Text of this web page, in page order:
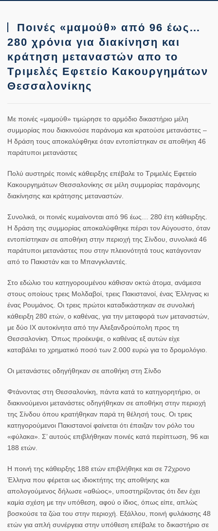
Ποινές «μαμούθ» από 96 έως…
280 χρόνια για διακίνηση και
κράτηση μεταναστών απο το
Τριμελές Εφετείο Κακουργημάτων
Θεσσαλονίκης
Με ποινές «μαμούθ» τιμώρησε το αρμόδιο δικαστήριο μέλη
συμμορίας που διακινούσε παράνομα και κρατούσε μετανάστες –
Η δράση τους αποκαλύφθηκε όταν εντοπίστηκαν σε αποθήκη 46
παράτυποι μετανάστες
Πολύ αυστηρές ποινές κάθειρξης επέβαλε το Τριμελές Εφετείο
Κακουργημάτων Θεσσαλονίκης σε μέλη συμμορίας παράνομης
διακίνησης και κράτησης μεταναστών.
Συνολικά, οι ποινές κυμαίνονται από 96 έως… 280 έτη κάθειρξης.
Η δράση της συμμορίας αποκαλύφθηκε πέρσι τον Αύγουστο, όταν
εντοπίστηκαν σε αποθήκη στην περιοχή της Σίνδου, συνολικά 46
παράτυποι μετανάστες που στην πλειονότητά τους κατάγονταν
από το Πακιστάν και το Μπανγκλαντές.
Στο εδώλιο του κατηγορουμένου κάθισαν οκτώ άτομα, ανάμεσα
στους οποίους τρεις Μολδαβοί, τρεις Πακιστανοί, ένας Έλληνας κι
ένας Ρουμάνος. Οι τρεις πρώτοι καταδικάστηκαν σε συνολική
κάθειρξη 280 ετών, ο καθένας, για την μεταφορά των μεταναστών,
με δύο ΙΧ αυτοκίνητα από την Αλεξανδρούπολη προς τη
Θεσσαλονίκη. Όπως προέκυψε, ο καθένας εξ αυτών είχε
καταβάλει το χρηματικό ποσό των 2.000 ευρώ για το δρομολόγιο.
Οι μετανάστες οδηγήθηκαν σε αποθήκη στη Σίνδο
Φτάνοντας στη Θεσσαλονίκη, πάντα κατά το κατηγορητήριο, οι
διακινούμενοι μετανάστες οδηγήθηκαν σε αποθήκη στην περιοχή
της Σίνδου όπου κρατήθηκαν παρά τη θέλησή τους. Οι τρεις
κατηγορούμενοι Πακιστανοί φαίνεται ότι έπαιζαν τον ρόλο του
«φύλακα». Σ’ αυτούς επιβλήθηκαν ποινές κατά περίπτωση, 96 και
188 ετών.
Η ποινή της κάθειρξης 188 ετών επιβλήθηκε και σε 72χρονο
Έλληνα που φέρεται ως ιδιοκτήτης της αποθήκης και
απολογούμενος δήλωσε «αθώος», υποστηρίζοντας ότι δεν έχει
καμία σχέση με την υπόθεση, αφού ο ίδιος, όπως είπε, απλώς
βοσκούσε τα ζώα του στην περιοχή. Εξάλλου, ποινή φυλάκισης 48
ετών για απλή συνέργεια στην υπόθεση επέβαλε το δικαστήριο σε